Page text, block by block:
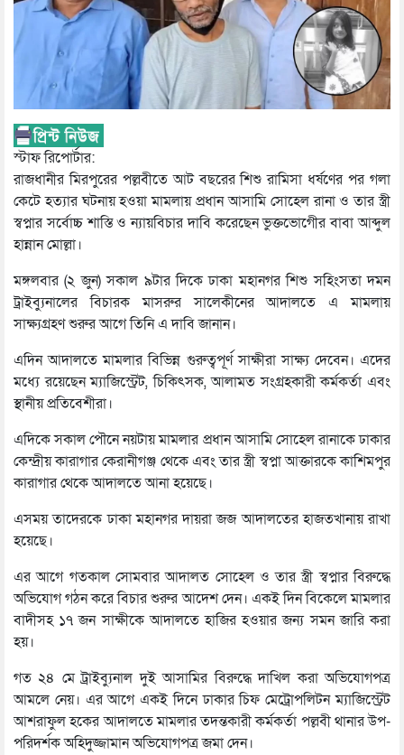
স্টাফ রিপোর্টার:
রাজধানীর মিরপুরের পল্লবীতে আট বছরের শিশু রামিসা ধর্ষণের পর গলা
কেটে হত্যার ঘটনায় হওয়া মামলায় প্রধান আসামি সোহেল রানা ও তার স্ত্রী
স্বপ্নার সর্বোচ্চ শাস্তি ও ন্যায়বিচার দাবি করেছেন ভুক্তভোগীের বাবা আব্দুল
হান্নান মোল্লা।
মঙ্গলবার (২ জুন) সকাল ৯টার দিকে ঢাকা মহানগর শিশু সহিংসতা দমন
ট্রাইব্যুনালের বিচারক মাসরুর সালেকীনের আদালতে এ মামলায়
সাক্ষ্যগ্রহণ শুরুর আগে তিনি এ দাবি জানান।
এদিন আদালতে মামলার বিভিন্ন গুরুত্বপূর্ণ সাক্ষীরা সাক্ষ্য দেবেন। এদের
মধ্যে রয়েছেন ম্যাজিস্ট্রেট, চিকিৎসক, আলামত সংগ্রহকারী কর্মকর্তা এবং
স্থানীয় প্রতিবেশীরা।
এদিকে সকাল পৌনে নয়টায় মামলার প্রধান আসামি সোহেল রানাকে ঢাকার
কেন্দ্রীয় কারাগার কেরানীগঞ্জ থেকে এবং তার স্ত্রী স্বপ্না আক্তারকে কাশিমপুর
কারাগার থেকে আদালতে আনা হয়েছে।
এসময় তাদেরকে ঢাকা মহানগর দায়রা জজ আদালতের হাজতখানায় রাখা
হয়েছে।
এর আগে গতকাল সোমবার আদালত সোহেল ও তার স্ত্রী স্বপ্নার বিরুদ্ধে
অভিযোগ গঠন করে বিচার শুরুর আদেশ দেন। একই দিন বিকেলে মামলার
বাদীসহ ১৭ জন সাক্ষীকে আদালতে হাজির হওয়ার জন্য সমন জারি করা
হয়।
গত ২৪ মে ট্রাইব্যুনাল দুই আসামির বিরুদ্ধে দাখিল করা অভিযোগপত্র
আমলে নেয়। এর আগে একই দিনে ঢাকার চিফ মেট্রোপলিটন ম্যাজিস্ট্রেট
আশরাফুল হকের আদালতে মামলার তদন্তকারী কর্মকর্তা পল্লবী থানার উপ-
পরিদর্শক অহিদুজ্জামান অভিযোগপত্র জমা দেন।